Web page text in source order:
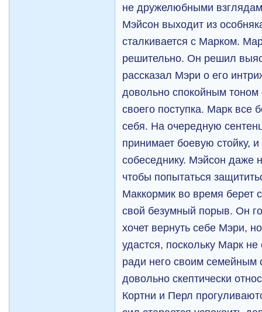
не дружелюбными
Мэйсон выходит из
сталкивается с Марком.
решительно. Он решил
рассказал Мэри о его
довольно спокойным
своего поступка. Марк все
себя. На очередную
принимает боевую стойку,
собеседнику. Мэйсон даже
чтобы попытаться
Маккормик во время берет
свой безумный порыв. Он
хочет вернуть себе Мэри,
удастся, поскольку Марк
ради него своим семейным
довольно скептически
Кортни и Перл